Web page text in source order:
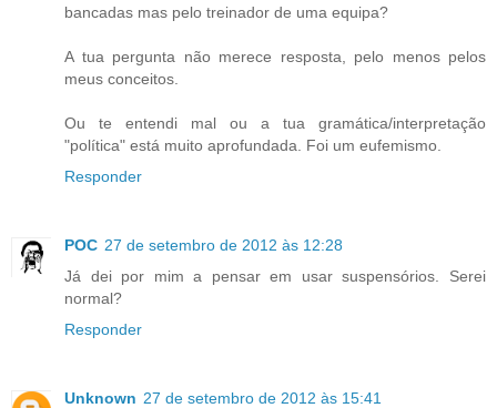
bancadas mas pelo treinador de uma equipa?
A tua pergunta não merece resposta, pelo menos pelos
meus conceitos.
Ou te entendi mal ou a tua gramática/interpretação
"política" está muito aprofundada. Foi um eufemismo.
Responder
POC 27 de setembro de 2012 às 12:28
Já dei por mim a pensar em usar suspensórios. Serei
normal?
Responder
Unknown 27 de setembro de 2012 às 15:41